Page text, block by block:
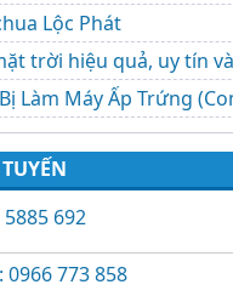
Lộc Phát
trời hiệu quả, uy tín
Làm Máy Ấp Trứng
692
773 858